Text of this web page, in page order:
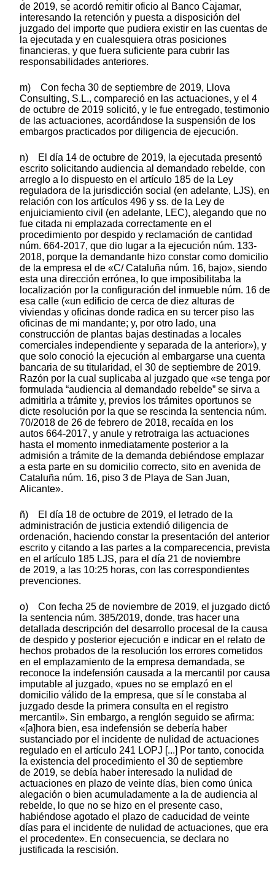
de 2019, se acordó remitir oficio al Banco Cajamar,
interesando la retención y puesta a disposición del
juzgado del importe que pudiera existir en las cuentas de
la ejecutada y en cualesquiera otras posiciones
financieras, y que fuera suficiente para cubrir las
responsabilidades anteriores.
m) Con fecha 30 de septiembre de 2019, Llova
Consulting, S.L., compareció en las actuaciones, y el 4
de octubre de 2019 solicitó, y le fue entregado, testimonio
de las actuaciones, acordándose la suspensión de los
embargos practicados por diligencia de ejecución.
n) El día 14 de octubre de 2019, la ejecutada presentó
escrito solicitando audiencia al demandado rebelde, con
arreglo a lo dispuesto en el artículo 185 de la Ley
reguladora de la jurisdicción social (en adelante, LJS), en
relación con los artículos 496 y ss. de la Ley de
enjuiciamiento civil (en adelante, LEC), alegando que no
fue citada ni emplazada correctamente en el
procedimiento por despido y reclamación de cantidad
núm. 664-2017, que dio lugar a la ejecución núm. 133-
2018, porque la demandante hizo constar como domicilio
de la empresa el de «C/ Cataluña núm. 16, bajo», siendo
esta una dirección errónea, lo que imposibilitaba la
localización por la configuración del inmueble núm. 16 de
esa calle («un edificio de cerca de diez alturas de
viviendas y oficinas donde radica en su tercer piso las
oficinas de mi mandante; y, por otro lado, una
construcción de plantas bajas destinadas a locales
comerciales independiente y separada de la anterior»), y
que solo conoció la ejecución al embargarse una cuenta
bancaria de su titularidad, el 30 de septiembre de 2019.
Razón por la cual suplicaba al juzgado que «se tenga por
formulada “audiencia al demandado rebelde” se sirva a
admitirla a trámite y, previos los trámites oportunos se
dicte resolución por la que se rescinda la sentencia núm.
70/2018 de 26 de febrero de 2018, recaída en los
autos 664-2017, y anule y retrotraiga las actuaciones
hasta el momento inmediatamente posterior a la
admisión a trámite de la demanda debiéndose emplazar
a esta parte en su domicilio correcto, sito en avenida de
Cataluña núm. 16, piso 3 de Playa de San Juan,
Alicante».
ñ) El día 18 de octubre de 2019, el letrado de la
administración de justicia extendió diligencia de
ordenación, haciendo constar la presentación del anterior
escrito y citando a las partes a la comparecencia, prevista
en el artículo 185 LJS, para el día 21 de noviembre
de 2019, a las 10:25 horas, con las correspondientes
prevenciones.
o) Con fecha 25 de noviembre de 2019, el juzgado dictó
la sentencia núm. 385/2019, donde, tras hacer una
detallada descripción del desarrollo procesal de la causa
de despido y posterior ejecución e indicar en el relato de
hechos probados de la resolución los errores cometidos
en el emplazamiento de la empresa demandada, se
reconoce la indefensión causada a la mercantil por causa
imputable al juzgado, «pues no se emplazó en el
domicilio válido de la empresa, que sí le constaba al
juzgado desde la primera consulta en el registro
mercantil». Sin embargo, a renglón seguido se afirma:
«[a]hora bien, esa indefensión se debería haber
sustanciado por el incidente de nulidad de actuaciones
regulado en el artículo 241 LOPJ [...] Por tanto, conocida
la existencia del procedimiento el 30 de septiembre
de 2019, se debía haber interesado la nulidad de
actuaciones en plazo de veinte días, bien como única
alegación o bien acumuladamente a la de audiencia al
rebelde, lo que no se hizo en el presente caso,
habiéndose agotado el plazo de caducidad de veinte
días para el incidente de nulidad de actuaciones, que era
el procedente». En consecuencia, se declara no
justificada la rescisión.